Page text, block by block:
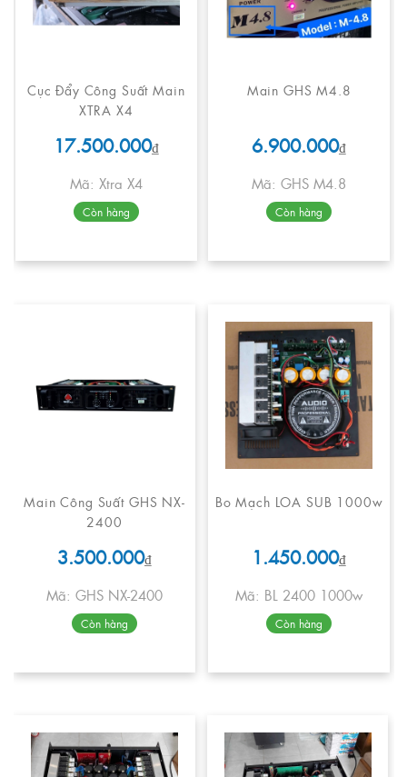
Cục Đẩy Công Suất Main
XTRA X4
17.500.000₫
Mã: Xtra X4
Còn hàng
Main GHS M4.8
6.900.000₫
Mã: GHS M4.8
Còn hàng
Main Công Suất GHS NX-
2400
3.500.000₫
Mã: GHS NX-2400
Còn hàng
Bo Mạch LOA SUB 1000w
1.450.000₫
Mã: BL 2400 1000w
Còn hàng